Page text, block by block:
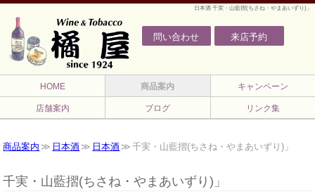
日本酒 千実・山藍摺(ちさね・やまあいずり)」
問い合わせ 来店予約
HOME 商品案内 キャンペーン
店舗案内 ブログ リンク集
商品案内 日本酒 日本酒 千実・山藍摺(ちさね・やまあいずり)」
千実・山藍摺(ちさね・やまあいずり)」